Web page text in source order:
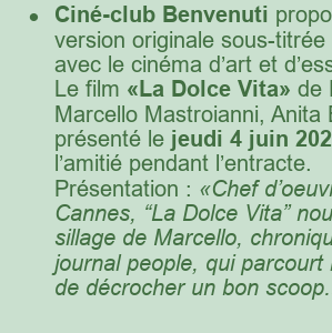
• Ciné-club Benvenuti
version originale sous-
avec le cinéma d’art et
Le film «La Dolce Vita» de
Marcello Mastroianni,
présenté le jeudi 4 juin
l’amitié pendant l’entracte.
Présentation : «Chef
Cannes, “La Dolce Vita”
sillage de Marcello,
journal people, qui
de décrocher un bon